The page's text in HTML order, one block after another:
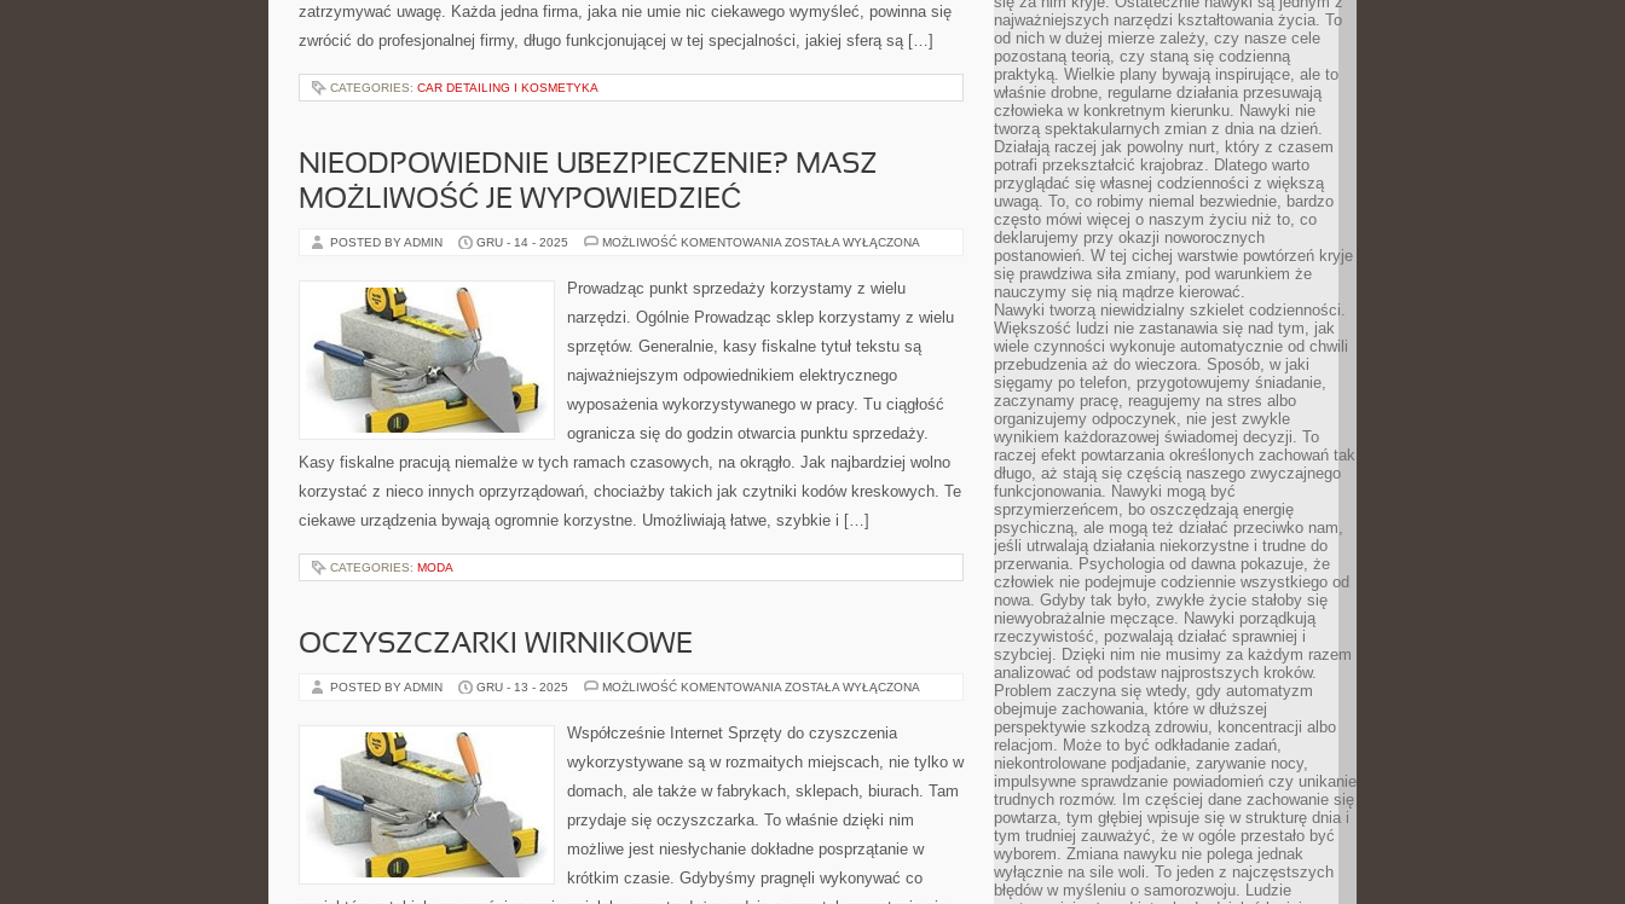
zatrzymywać uwagę. Każda jedna firma, jaka nie umie nic ciekawego wymyśleć, powinna się
zwrócić do profesjonalnej firmy, długo funkcjonującej w tej specjalności, jakiej sferą są […]
CATEGORIES: CAR DETAILING I KOSMETYKA
NIEODPOWIEDNIE UBEZPIECZENIE? MASZ
MOŻLIWOŚĆ JE WYPOWIEDZIEĆ
POSTED BY ADMIN GRU - 14 - 2025 MOŻLIWOŚĆ KOMENTOWANIA NIEODPOWIEDNIE
MOŻLIWOŚĆ
JE
ZOSTAŁA WYŁĄCZONA
Prowadząc punkt sprzedaży korzystamy z wielu
narzędzi. Ogólnie Prowadząc sklep korzystamy z wielu
sprzętów. Generalnie, kasy fiskalne tytuł tekstu są
najważniejszym odpowiednikiem elektrycznego
wyposażenia wykorzystywanego w pracy. Tu ciągłość
ogranicza się do godzin otwarcia punktu sprzedaży.
Kasy fiskalne pracują niemalże w tych ramach czasowych, na okrągło. Jak najbardziej wolno
korzystać z nieco innych oprzyrządowań, chociażby takich jak czytniki kodów kreskowych. Te
ciekawe urządzenia bywają ogromnie korzystne. Umożliwiają łatwe, szybkie i […]
CATEGORIES: MODA
OCZYSZCZARKI WIRNIKOWE
POSTED BY ADMIN GRU - 13 - 2025 MOŻLIWOŚĆ KOMENTOWANIA OCZYSZCZARKI
ZOSTAŁA WYŁĄCZONA
Współcześnie Internet Sprzęty do czyszczenia
wykorzystywane są w rozmaitych miejscach, nie tylko w
domach, ale także w fabrykach, sklepach, biurach. Tam
przydaje się oczyszczarka. To właśnie dzięki nim
możliwe jest niesłychanie dokładne posprzątanie w
krótkim czasie. Gdybyśmy pragnęli wykonywać co
najważniejszych narzędzi kształtowania życia. To
od nich w dużej mierze zależy, czy nasze cele
pozostaną teorią, czy staną się codzienną
praktyką. Wielkie plany bywają inspirujące, ale to
właśnie drobne, regularne działania przesuwają
człowieka w konkretnym kierunku. Nawyki nie
tworzą spektakularnych zmian z dnia na dzień.
Działają raczej jak powolny nurt, który z czasem
potrafi przekształcić krajobraz. Dlatego warto
przyglądać się własnej codzienności z większą
uwagą. To, co robimy niemal bezwiednie, bardzo
często mówi więcej o naszym życiu niż to, co
deklarujemy przy okazji noworocznych
postanowień. W tej cichej warstwie powtórzeń kryje
się prawdziwa siła zmiany, pod warunkiem że
nauczymy się nią mądrze kierować.
Nawyki tworzą niewidzialny szkielet codzienności.
Większość ludzi nie zastanawia się nad tym, jak
wiele czynności wykonuje automatycznie od chwili
przebudzenia aż do wieczora. Sposób, w jaki
sięgamy po telefon, przygotowujemy śniadanie,
zaczynamy pracę, reagujemy na stres albo
organizujemy odpoczynek, nie jest zwykle
wynikiem każdorazowej świadomej decyzji. To
raczej efekt powtarzania określonych zachowań tak
długo, aż stają się częścią naszego zwyczajnego
funkcjonowania. Nawyki mogą być
sprzymierzeńcem, bo oszczędzają energię
psychiczną, ale mogą też działać przeciwko nam,
jeśli utrwalają działania niekorzystne i trudne do
przerwania. Psychologia od dawna pokazuje, że
człowiek nie podejmuje codziennie wszystkiego od
nowa. Gdyby tak było, zwykłe życie stałoby się
niewyobrażalnie męczące. Nawyki porządkują
rzeczywistość, pozwalają działać sprawniej i
szybciej. Dzięki nim nie musimy za każdym razem
analizować od podstaw najprostszych kroków.
Problem zaczyna się wtedy, gdy automatyzm
obejmuje zachowania, które w dłuższej
perspektywie szkodzą zdrowiu, koncentracji albo
relacjom. Może to być odkładanie zadań,
niekontrolowane podjadanie, zarywanie nocy,
impulsywne sprawdzanie powiadomień czy unikanie
trudnych rozmów. Im częściej dane zachowanie się
powtarza, tym głębiej wpisuje się w strukturę dnia i
tym trudniej zauważyć, że w ogóle przestało być
wyborem. Zmiana nawyku nie polega jednak
wyłącznie na sile woli. To jeden z najczęstszych
błędów w myśleniu o samorozwoju. Ludzie